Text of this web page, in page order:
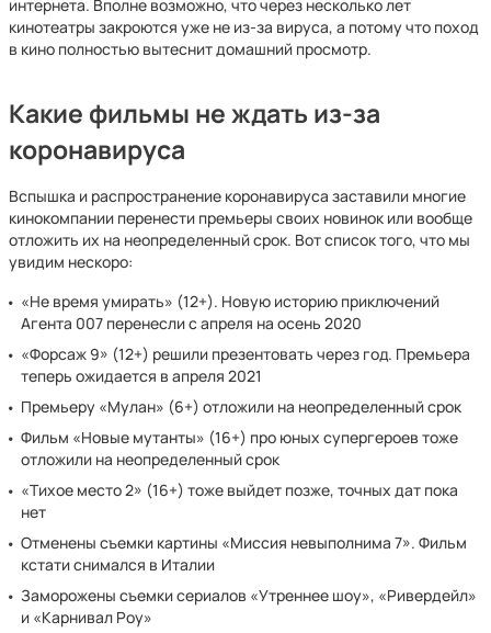
интернета. Вполне возможно, что через несколько лет
кинотеатры закроются уже не из-за вируса, а потому что поход
в кино полностью вытеснит домашний просмотр.
Какие фильмы не ждать из-за
коронавируса
Вспышка и распространение коронавируса заставили многие
кинокомпании перенести премьеры своих новинок или вообще
отложить их на неопределенный срок. Вот список того, что мы
увидим нескоро:
«Не время умирать» (12+). Новую историю приключений
Агента 007 перенесли с апреля на осень 2020
«Форсаж 9» (12+) решили презентовать через год. Премьера
теперь ожидается в апреля 2021
Премьеру «Мулан» (6+) отложили на неопределенный срок
Фильм «Новые мутанты» (16+) про юных супергероев тоже
отложили на неопределенный срок
«Тихое место 2» (16+) тоже выйдет позже, точных дат пока
нет
Отменены съемки картины «Миссия невыполнима 7». Фильм
кстати снимался в Италии
Заморожены съемки сериалов «Утреннее шоу», «Ривердейл»
и «Карнивал Роу»